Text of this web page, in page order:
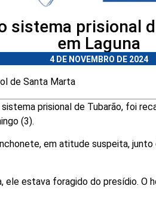
sistema prisional
em Laguna
4 DE NOVEMBRO DE 2024
de Santa Marta
prisional de Tubarão, foi
(3).
em atitude suspeita,
ele estava foragido do presídio. O